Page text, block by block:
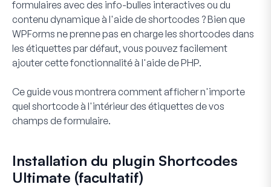
formulaires avec des info-bulles interactives ou du
contenu dynamique à l'aide de shortcodes ? Bien que
WPForms ne prenne pas en charge les shortcodes dans
les étiquettes par défaut, vous pouvez facilement
ajouter cette fonctionnalité à l'aide de PHP.
Ce guide vous montrera comment afficher n'importe
quel shortcode à l'intérieur des étiquettes de vos
champs de formulaire.
Installation du plugin Shortcodes
Ultimate (facultatif)